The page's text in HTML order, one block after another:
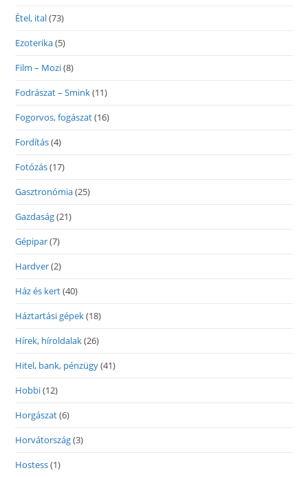
Étel, ital(73)
Ezoterika(5)
Film – Mozi(8)
Fodrászat – Smink(11)
Fogorvos, fogászat(16)
Fordítás(4)
Fotózás(17)
Gasztronómia(25)
Gazdaság(21)
Gépipar(7)
Hardver(2)
Ház és kert(40)
Háztartási gépek(18)
Hírek, híroldalak(26)
Hitel, bank, pénzügy(41)
Hobbi(12)
Horgászat(6)
Horvátország(3)
Hostess(1)